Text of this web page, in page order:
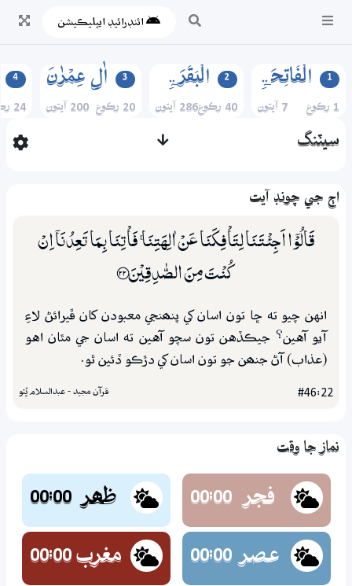
ائنڊرائيڊ ايپليڪيشن
1 الۡفَاتِحَۃِ
1 رڪوع 7 آيتون
2 الۡبَقَرَۃِ
40 رڪوع 286 آيتون
3 اٰلِ عِمۡرٰنَ
20 رڪوع 200 آيتون
4
24 رڪوع
سيٽنگ
اڄ جي چونڊ آيت
قَالُوْٓا اَجِئْتَـنَا لِتَاْفِكَنَا عَنْ اٰلِهَتِنَا ۚ فَاْتِنَا بِـمَا تَعِدُنَآ اِنْ
كُنْتَ مِنَ الصّٰدِقِيْنَ ؀22
انهن چيو ته ڇا تون اسان کي پنھنجي معبودن کان ڦيرائڻ لاءِ
آيو آهين؟ جيڪڏهن تون سچو آهين ته اسان جي مٿان اهو
(عذاب) آڻ جنھن جو تون اسان کي دڙڪو ڏئين ٿو.
#46:22 قرآن مجيد - عبدالسلام ڀُٽو
نماز جا وقت
فجر 00:00 ظھر 00:00
عصر 00:00 مغرب 00:00